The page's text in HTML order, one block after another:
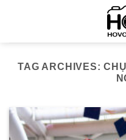
TAG ARCHIVES: